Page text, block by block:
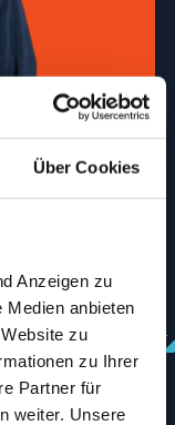
Über Cookies
Anzeigen zu
Medien anbieten
zu
zu Ihrer
Partner für
weiter. Unsere